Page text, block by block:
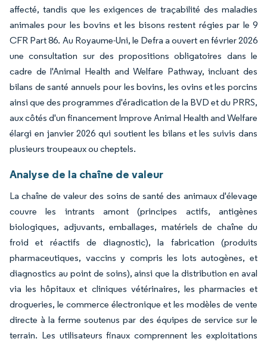
affecté, tandis que les exigences de traçabilité des maladies
animales pour les bovins et les bisons restent régies par le 9
CFR Part 86. Au Royaume-Uni, le Defra a ouvert en février 2026
une consultation sur des propositions obligatoires dans le
cadre de l'Animal Health and Welfare Pathway, incluant des
bilans de santé annuels pour les bovins, les ovins et les porcins
ainsi que des programmes d'éradication de la BVD et du PRRS,
aux côtés d'un financement Improve Animal Health and Welfare
élargi en janvier 2026 qui soutient les bilans et les suivis dans
plusieurs troupeaux ou cheptels.
Analyse de la chaîne de valeur
La chaîne de valeur des soins de santé des animaux d'élevage
couvre les intrants amont (principes actifs, antigènes
biologiques, adjuvants, emballages, matériels de chaîne du
froid et réactifs de diagnostic), la fabrication (produits
pharmaceutiques, vaccins y compris les lots autogènes, et
diagnostics au point de soins), ainsi que la distribution en aval
via les hôpitaux et cliniques vétérinaires, les pharmacies et
drogueries, le commerce électronique et les modèles de vente
directe à la ferme soutenus par des équipes de service sur le
terrain. Les utilisateurs finaux comprennent les exploitations